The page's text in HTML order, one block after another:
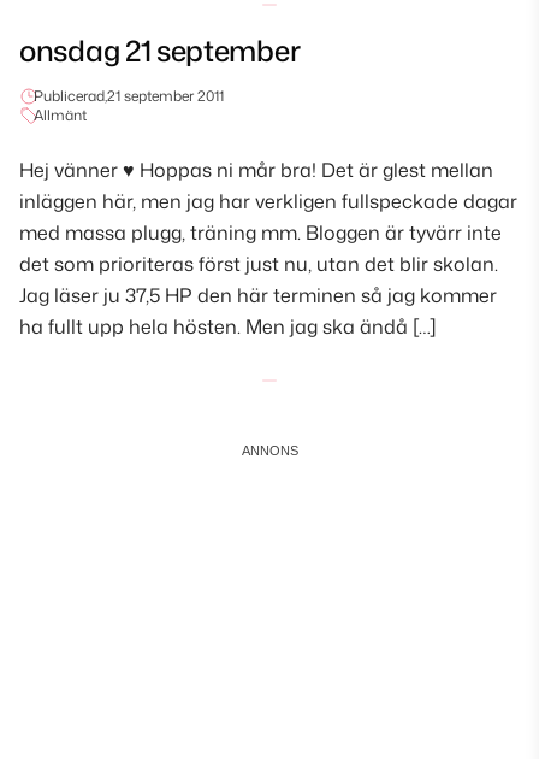
onsdag 21 september
Publicerad,21 september 2011
Allmänt
Hej vänner ♥ Hoppas ni mår bra! Det är glest mellan
inläggen här, men jag har verkligen fullspeckade dagar
med massa plugg, träning mm. Bloggen är tyvärr inte
det som prioriteras först just nu, utan det blir skolan.
Jag läser ju 37,5 HP den här terminen så jag kommer
ha fullt upp hela hösten. Men jag ska ändå […]